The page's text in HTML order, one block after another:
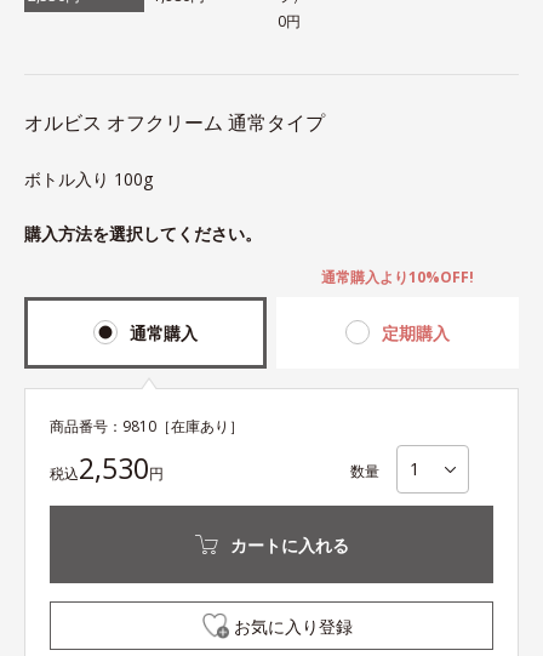
0円
オルビス オフクリーム 通常タイプ
ボトル入り 100g
購入方法を選択してください。
通常購入 定期購入
通常購入より10%OFF!
商品番号： 9810 ［在庫あり］
税込2,530円 数量
カートに入れる
お気に入り登録